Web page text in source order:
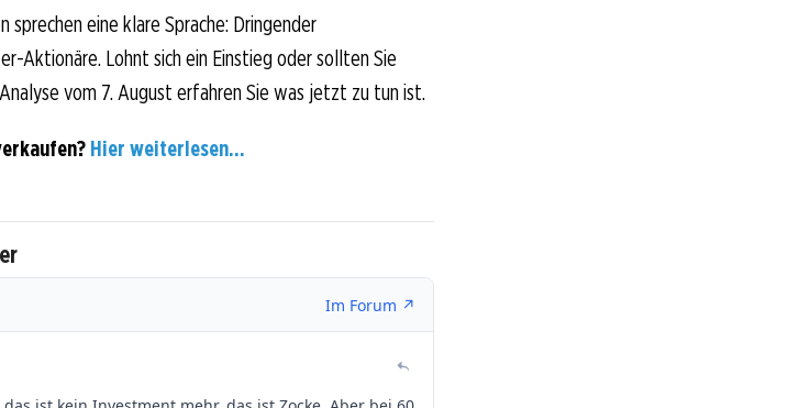
eine klare Sprache: Dringender
Aktionäre. Lohnt sich ein Einstieg oder sollten Sie
vom 7. August erfahren Sie was jetzt zu tun ist.
Hier weiterlesen...